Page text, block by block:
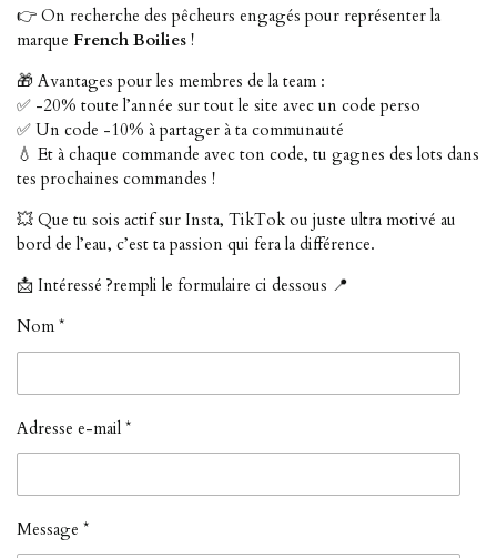
👉 On recherche des pêcheurs engagés pour représenter la
marque French Boilies !
🎁 Avantages pour les membres de la team :
✅ -20% toute l’année sur tout le site avec un code perso
✅ Un code -10% à partager à ta communauté
💧 Et à chaque commande avec ton code, tu gagnes des lots dans
tes prochaines commandes !
💥 Que tu sois actif sur Insta, TikTok ou juste ultra motivé au
bord de l’eau, c’est ta passion qui fera la différence.
📩 Intéressé ?rempli le formulaire ci dessous 📍
Nom *
Adresse e-mail *
Message *